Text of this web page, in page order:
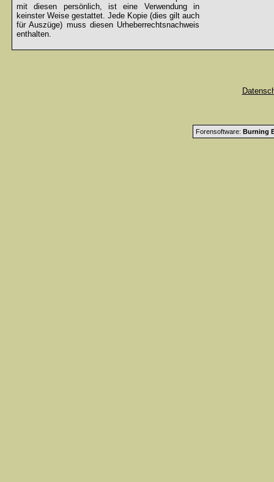
mit diesen persönlich, ist eine Verwendung in
keinster Weise gestattet. Jede Kopie (dies gilt auch
für Auszüge) muss diesen Urheberrechtsnachweis
enthalten.
Forensoftware: Burning